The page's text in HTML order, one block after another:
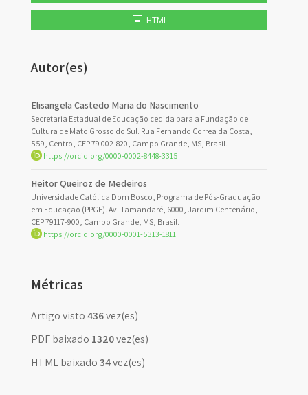
HTML
Autor(es)
Elisangela Castedo Maria do Nascimento
Secretaria Estadual de Educação cedida para a Fundação de
Cultura de Mato Grosso do Sul. Rua Fernando Correa da Costa,
559, Centro, CEP 79 002-820, Campo Grande, MS, Brasil.
https://orcid.org/0000-0002-8448-3315
Heitor Queiroz de Medeiros
Universidade Católica Dom Bosco, Programa de Pós-Graduação
em Educação (PPGE). Av. Tamandaré, 6000, Jardim Centenário,
CEP 79117-900, Campo Grande, MS, Brasil.
https://orcid.org/0000-0001-5313-1811
Métricas
Artigo visto436vez(es)
PDF baixado 1320vez(es)
HTML baixado34vez(es)